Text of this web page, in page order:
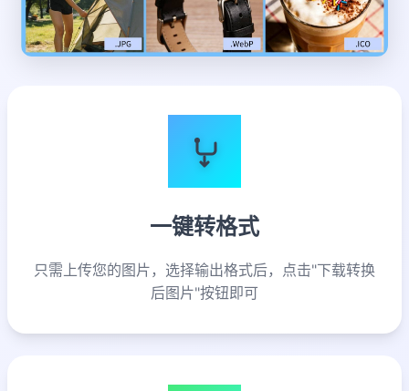
一键转格式
只需上传您的图片，选择输出格式后，点击"下载转换
后图片"按钮即可